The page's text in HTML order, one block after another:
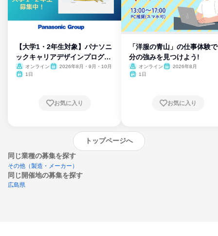
【大学1・2年生対象】パナソニ
ックキャリアデザインプログラ
ム
オンライン
2026年8月・9月・10月
1日
お気に入り
「洋服の青山」の仕事体験
分の強みを見つけよう!
オンライン
2026年8月
1日
お気に入り
トップページへ
同じ業種の募集を探す
その他（製造・メーカー）
同じ開催地の募集を探す
広島県